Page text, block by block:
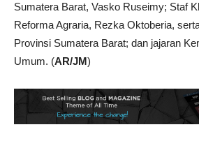
Sumatera Barat, Vasko Ruseimy; Staf
Reforma Agraria, Rezka Oktoberia,
Provinsi Sumatera Barat; dan jajaran
Umum. (AR/JM)